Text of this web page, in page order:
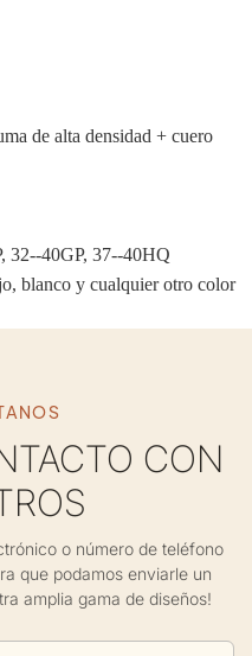
de alta densidad + cuero
32--40GP, 37--40HQ
blanco y cualquier otro color
CON
o número de teléfono
que podamos enviarle un
amplia gama de diseños!